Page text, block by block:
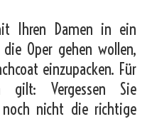
Ihren Damen in ein
Oper gehen wollen,
einzupacken. Für
Vergessen Sie
noch nicht die richtige